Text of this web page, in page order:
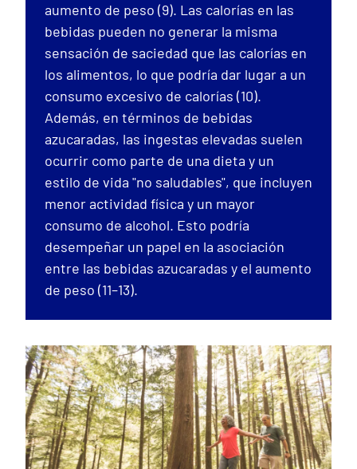
aumento de peso (9). Las calorías en las
bebidas pueden no generar la misma
sensación de saciedad que las calorías en
los alimentos, lo que podría dar lugar a un
consumo excesivo de calorías (10).
Además, en términos de bebidas
azucaradas, las ingestas elevadas suelen
ocurrir como parte de una dieta y un
estilo de vida "no saludables", que incluyen
menor actividad física y un mayor
consumo de alcohol. Esto podría
desempeñar un papel en la asociación
entre las bebidas azucaradas y el aumento
de peso (11–13).